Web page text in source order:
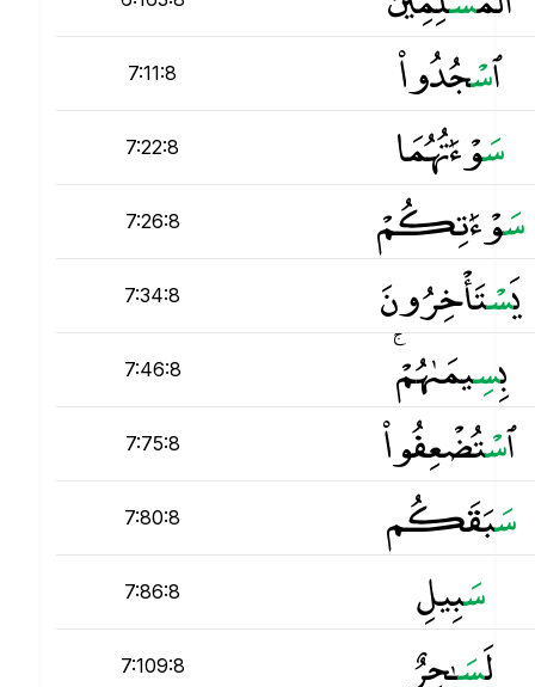
7:11:8 ٱسْجُدُوا۟
7:22:8 سَوْءَٰتُهُمَا
7:26:8 سَوْءَٰتِكُمْ
7:34:8 يَسْتَأْخِرُونَ
7:46:8 بِسِيمَىٰهُمْ ۚ
7:75:8 ٱسْتُضْعِفُوا۟
7:80:8 سَبَقَكُم
7:86:8 سَبِيلِ
7:109:8 لَسَـٰحِرٌ